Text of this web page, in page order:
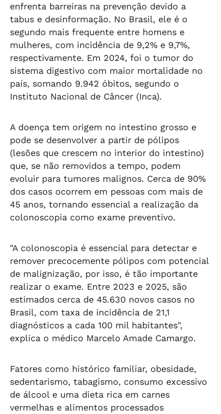
enfrenta barreiras na prevenção devido a
tabus e desinformação. No Brasil, ele é o
segundo mais frequente entre homens e
mulheres, com incidência de 9,2% e 9,7%,
respectivamente. Em 2024, foi o tumor do
sistema digestivo com maior mortalidade no
país, somando 9.942 óbitos, segundo o
Instituto Nacional de Câncer (Inca).
A doença tem origem no intestino grosso e
pode se desenvolver a partir de pólipos
(lesões que crescem no interior do intestino)
que, se não removidos a tempo, podem
evoluir para tumores malignos. Cerca de 90%
dos casos ocorrem em pessoas com mais de
45 anos, tornando essencial a realização da
colonoscopia como exame preventivo.
"A colonoscopia é essencial para detectar e
remover precocemente pólipos com potencial
de malignização, por isso, é tão importante
realizar o exame. Entre 2023 e 2025, são
estimados cerca de 45.630 novos casos no
Brasil, com taxa de incidência de 21,1
diagnósticos a cada 100 mil habitantes",
explica o médico Marcelo Amade Camargo.
Fatores como histórico familiar, obesidade,
sedentarismo, tabagismo, consumo excessivo
de álcool e uma dieta rica em carnes
vermelhas e alimentos processados